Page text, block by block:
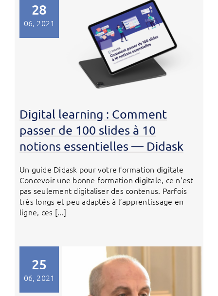
28
06, 2021
Digital learning : Comment
passer de 100 slides à 10
notions essentielles — Didask
Un guide Didask pour votre formation digitale
Concevoir une bonne formation digitale, ce n’est
pas seulement digitaliser des contenus. Parfois
très longs et peu adaptés à l’apprentissage en
ligne, ces [...]
25
06, 2021